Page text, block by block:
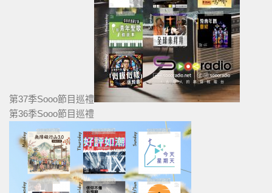
第37季Sooo節目巡禮
第36季Sooo節目巡禮